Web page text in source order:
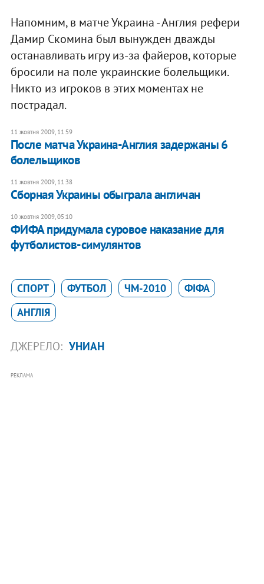
Напомним, в матче Украина - Англия рефери
Дамир Скомина был вынужден дважды
останавливать игру из-за файеров, которые
бросили на поле украинские болельщики.
Никто из игроков в этих моментах не
пострадал.
11 жовтня 2009, 11:59
После матча Украина-Англия задержаны 6
болельщиков
11 жовтня 2009, 11:38
Сборная Украины обыграла англичан
10 жовтня 2009, 05:10
ФИФА придумала суровое наказание для
футболистов-симулянтов
СПОРТ ФУТБОЛ ЧМ-2010
ФІФА
АНГЛІЯ
ДЖЕРЕЛО: УНИАН
РЕКЛАМА